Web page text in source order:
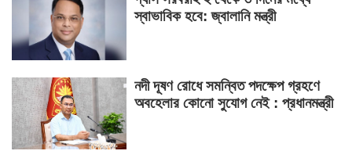
স্বাভাবিক হবে: জ্বালানি মন্ত্রী
নদী দূষণ রোধে সমন্বিত পদক্ষেপ গ্রহণে
অবহেলার কোনো সুযোগ নেই : প্রধানমন্ত্রী